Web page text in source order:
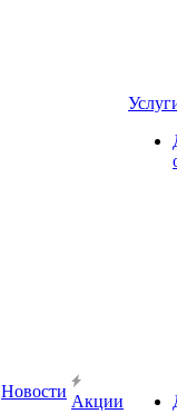
Новости
Акции